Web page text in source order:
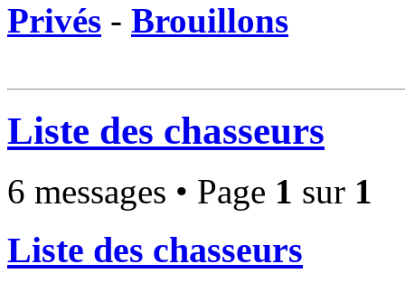
Privés - Brouillons
Liste des chasseurs
6 messages • Page 1 sur 1
Liste des chasseurs